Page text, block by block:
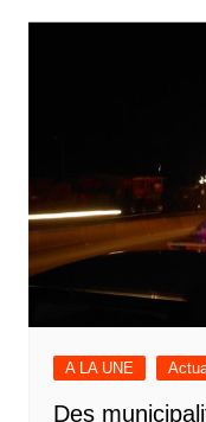
A LA UNE
Des